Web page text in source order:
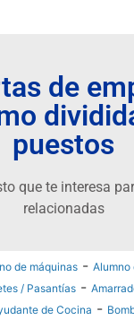
de
puestos
que te interesa
relacionadas
de máquinas -Alumno
/ Pasantías -
de Cocina -